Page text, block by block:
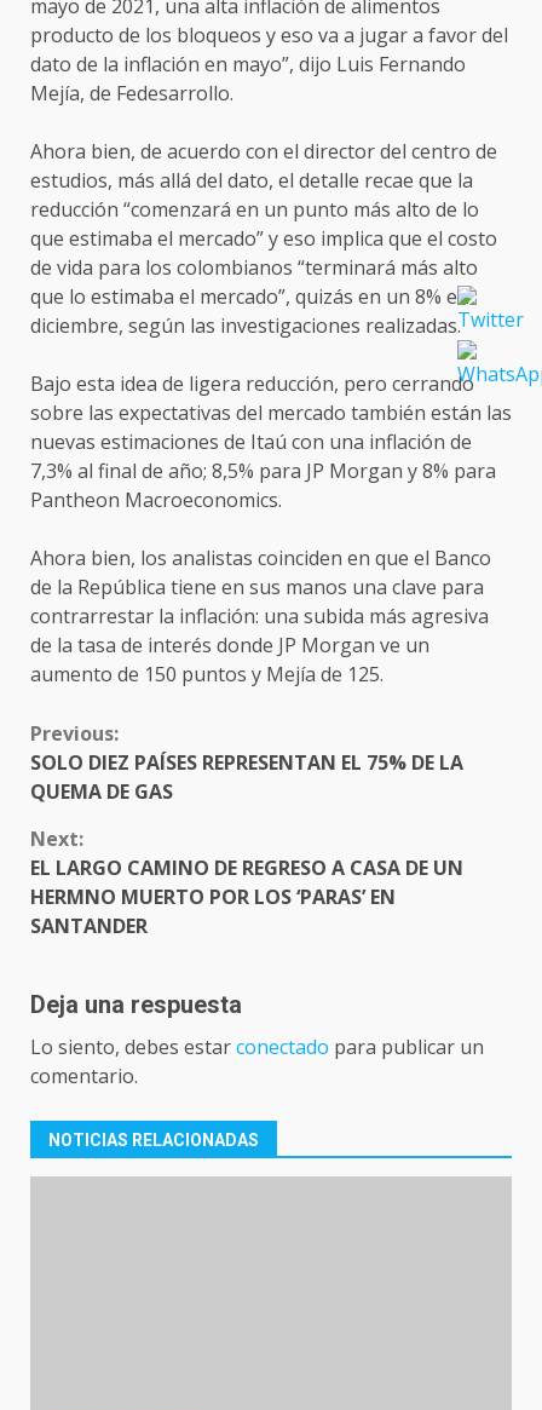
mayo de 2021, una alta inflación de alimentos
producto de los bloqueos y eso va a jugar a favor del
dato de la inflación en mayo”, dijo Luis Fernando
Mejía, de Fedesarrollo.
Ahora bien, de acuerdo con el director del centro de
estudios, más allá del dato, el detalle recae que la
reducción “comenzará en un punto más alto de lo
que estimaba el mercado” y eso implica que el costo
de vida para los colombianos “terminará más alto
que lo estimaba el mercado”, quizás en un 8% en
diciembre, según las investigaciones realizadas.
Bajo esta idea de ligera reducción, pero cerrando
sobre las expectativas del mercado también están las
nuevas estimaciones de Itaú con una inflación de
7,3% al final de año; 8,5% para JP Morgan y 8% para
Pantheon Macroeconomics.
Ahora bien, los analistas coinciden en que el Banco
de la República tiene en sus manos una clave para
contrarrestar la inflación: una subida más agresiva
de la tasa de interés donde JP Morgan ve un
aumento de 150 puntos y Mejía de 125.
CONTINUE
READING
Previous:
SOLO DIEZ PAÍSES REPRESENTAN EL 75% DE LA
QUEMA DE GAS
Next:
EL LARGO CAMINO DE REGRESO A CASA DE UN
HERMNO MUERTO POR LOS ‘PARAS’ EN
SANTANDER
Deja una respuesta
Lo siento, debes estarconectado para publicar un
comentario.
NOTICIAS RELACIONADAS